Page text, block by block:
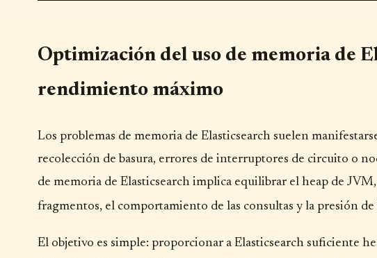
Optimización del uso de memoria de
rendimiento máximo
Los problemas de memoria de Elasticsearch suelen
recolección de basura, errores de interruptores de circuito o
de memoria de Elasticsearch implica equilibrar el heap de
fragmentos, el comportamiento de las consultas y la presión
El objetivo es simple: proporcionar a Elasticsearch suficiente